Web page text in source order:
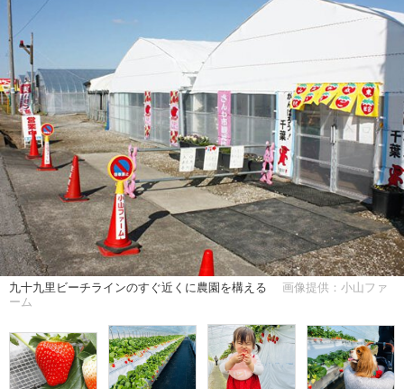
九十九里ビーチラインのすぐ近くに農園を構える
画像提供：小山ファ
ーム